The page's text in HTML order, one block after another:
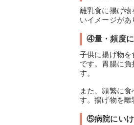
離乳食に揚げ物
いイメージがあ
④量・頻度
子供に揚げ物
です。胃腸に
す。
また、頻繁に
す。揚げ物を離
⑤病院にいけ